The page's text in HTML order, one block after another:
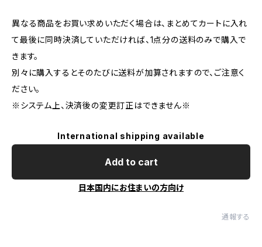
異なる商品をお買い求めいただく場合は、まとめてカートに入れ
て最後に同時決済していただければ、1点分の送料のみで購入で
きます。
別々に購入するとそのたびに送料が加算されますので、ご注意く
ださい。
※システム上、決済後の変更訂正はできません※
International shipping available
Add to cart
日本国内にお住まいの方向け
通報する